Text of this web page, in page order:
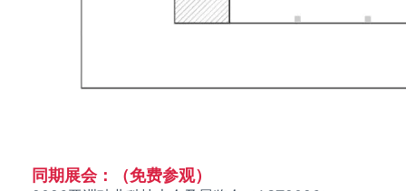
同期展会：（免费参观）